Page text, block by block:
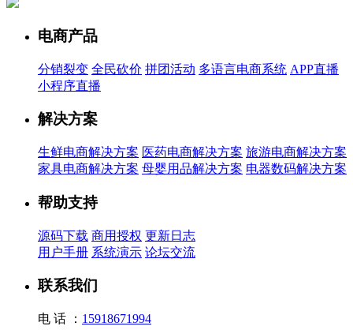
电商产品
分销裂变 全民砍价 拼团活动 多语言电商系统 APP直播
小程序直播
解决方案
生鲜电商解决方案 医药电商解决方案 旅游电商解决方案
家具电商解决方案 母婴用品解决方案 电器数码解决方案
帮助支持
源码下载 商用授权 更新日志
用户手册 系统演示 论坛交流
联系我们
电 话 ： 15918671994